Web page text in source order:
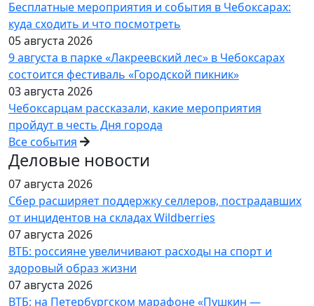
Бесплатные мероприятия и события в Чебоксарах:
куда сходить и что посмотреть
05 августа 2026
9 августа в парке «Лакреевский лес» в Чебоксарах
состоится фестиваль «Городской пикник»
03 августа 2026
Чебоксарцам рассказали, какие мероприятия
пройдут в честь Дня города
Все события
Деловые новости
07 августа 2026
Сбер расширяет поддержку селлеров, пострадавших
от инцидентов на складах Wildberries
07 августа 2026
ВТБ: россияне увеличивают расходы на спорт и
здоровый образ жизни
07 августа 2026
ВТБ: на Петербургском марафоне «Пушкин —